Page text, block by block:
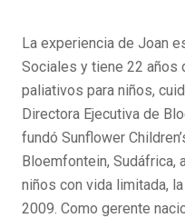
La experiencia de Joan
Sociales y tiene 22 años
paliativos para niños,
Directora Ejecutiva de
fundó Sunflower
Bloemfontein, Sudáfrica,
niños con vida limitada,
2009. Como gerente